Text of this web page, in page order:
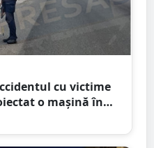
cu victime
o mașină în